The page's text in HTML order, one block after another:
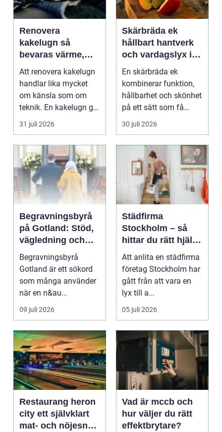
Renovera
kakelugn så
bevaras värme,
historia och
trygghet
Att renovera kakelugn
handlar lika mycket
om känsla som om
teknik. En kakelugn ger
stilla värme, däm...
31 juli 2026
Skärbräda ek
hållbart hantverk
och vardagslyx i
köket
En skärbräda ek
kombinerar funktion,
hållbarhet och skönhet
på ett sätt som få
andra köksredskap
gör...
30 juli 2026
Begravningsbyrå
på Gotland: Stöd,
vägledning och
trygga val
Begravningsbyrå
Gotland är ett sökord
som många använder
när en n&au...
09 juli 2026
Städfirma
Stockholm – så
hittar du rätt hjälp
för hem och
företag
Att anlita en städfirma
företag Stockholm har
gått från att vara en
lyx till a...
05 juli 2026
Restaurang heron
city ett självklart
mat- och nöjesnav
Vad är mccb och
hur väljer du rätt
effektbrytare?